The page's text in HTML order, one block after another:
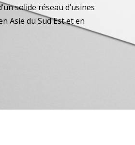
solide réseau d’usines
Asie du Sud Est et en